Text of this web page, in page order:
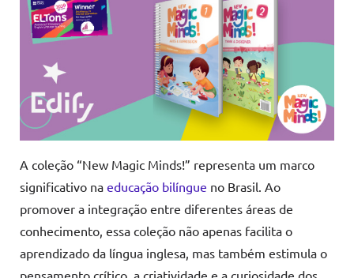
A coleção “New Magic Minds!” representa um marco
significativo na educação bilíngue no Brasil. Ao
promover a integração entre diferentes áreas de
conhecimento, essa coleção não apenas facilita o
aprendizado da língua inglesa, mas também estimula o
pensamento crítico, a criatividade e a curiosidade dos